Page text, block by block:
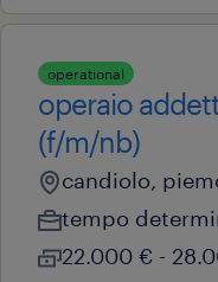
operational
operaio
(f/m/nb)
candiolo,
tempo
22.000 € -